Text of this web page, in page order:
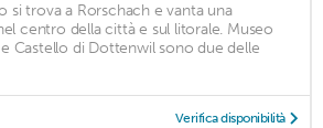
si trova a Rorschach e vanta una
centro della città e sul litorale. Museo
Castello di Dottenwil sono due delle
Verifica disponibilità